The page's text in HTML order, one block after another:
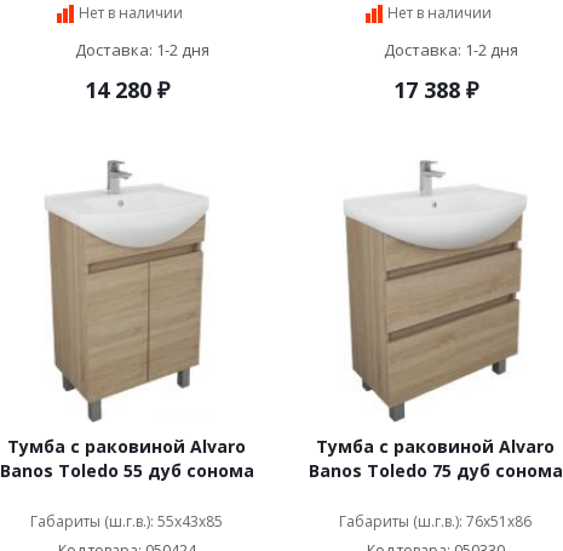
Нет в наличии
Доставка: 1-2 дня
14 280₽
Нет в наличии
Доставка: 1-2 дня
17 388₽
Тумба с раковиной Alvaro
Banos Toledo 55 дуб сонома
Габариты (ш.г.в.): 55x43x85
Тумба с раковиной Alvaro
Banos Toledo 75 дуб сонома
Габариты (ш.г.в.): 76x51x86